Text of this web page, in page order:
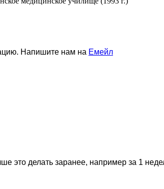
Напишите нам на Емейл
это делать заранее, например за 1